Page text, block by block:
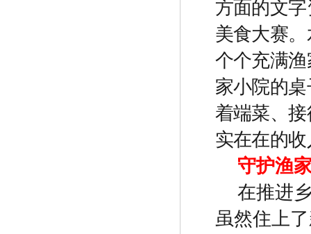
方面的文
美食大赛
个个充满
家小院的
着端菜、
实在在的
守护渔
在推进
虽然住上